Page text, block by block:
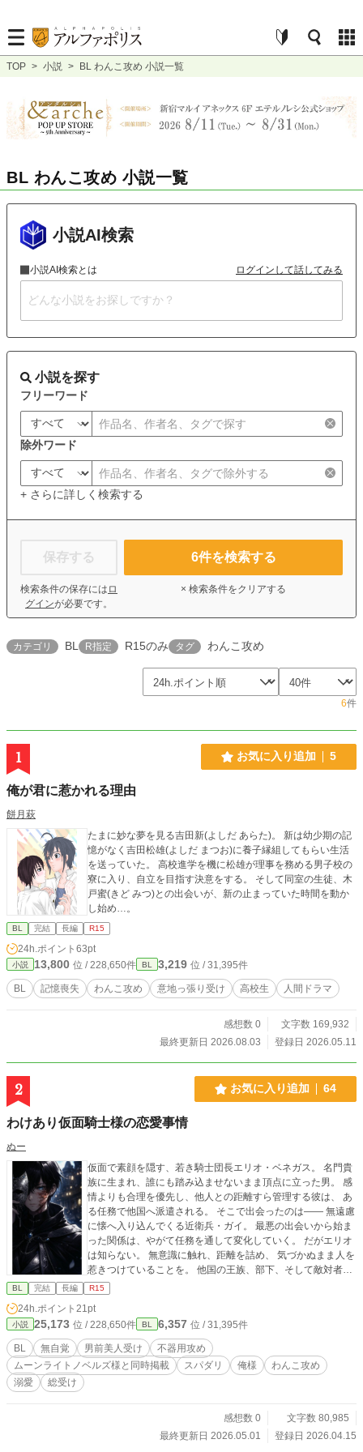
TOP > 小説 > BL わんこ攻め 小説一覧
BL わんこ攻め 小説一覧
小説AI検索
小説AI検索とは ログインして話してみる
小説を探す
フリーワード
除外ワード
+ さらに詳しく検索する
保存する
検索条件の保存には ロ
グインが必要です。
6件を検索する
× 検索条件をクリアする
カテゴリ BL R指定 R15のみ タグ わんこ攻め
6件
1 お気に入り追加 5
俺が君に惹かれる理由
餅月萩
たまに妙な夢を見る吉田新(よしだ あらた)。 新は幼少期の記
憶がなく吉田松雄(よしだ まつお)に養子縁組してもらい生活
を送っていた。 高校進学を機に松雄が理事を務める男子校の
寮に入り、自立を目指す決意をする。 そして同室の生徒、木
戸蜜(きど みつ)との出会いが、新の止まっていた時間を動か
し始め…。
BL 完結 長編 R15
24h.ポイント 63pt
小説 13,800 位 / 228,650件 BL 3,219 位 / 31,395件
BL 記憶喪失 わんこ攻め 意地っ張り受け 高校生 人間ドラマ
感想数 0
文字数 169,932
最終更新日 2026.08.03
登録日 2026.05.11
2 お気に入り追加 64
わけあり仮面騎士様の恋愛事情
ぬー
仮面で素顔を隠す、若き騎士団長エリオ・ベネガス。 名門貴
族に生まれ、誰にも踏み込ませないまま頂点に立った男。 感
情よりも合理を優先し、他人との距離すら管理する彼は、 あ
る任務で他国へ派遣される。 そこで出会ったのは—— 無遠慮
に懐へ入り込んでくる近衛兵・ガイ。 最悪の出会いから始ま
った関係は、やがて任務を通して変化していく。 だがエリオ
は知らない。 無意識に触れ、距離を詰め、 気づかぬまま人を
惹きつけていることを。 他国の王族、部下、そして敵対者ま
でも 彼の存在に執着していく。 隠されていた素顔が明らかに
なった時、 すべての関係は大きく歪み始める。 これは、愛を
知らない騎士団長が、 無自覚のまま“愛されていく”物語。
BL 完結 長編 R15
24h.ポイント 21pt
小説 25,173 位 / 228,650件 BL 6,357 位 / 31,395件
BL 無自覚 男前美人受け
不器用攻め
ムーンライトノベルズ様と同時掲載
スパダリ 俺様
わんこ攻め
溺愛
総受け
感想数 0
文字数 80,985
最終更新日 2026.05.01
登録日 2026.04.15